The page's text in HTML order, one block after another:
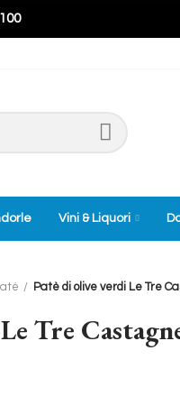
Vini & Liquori
Patè di olive verdi Le Tre
Tre